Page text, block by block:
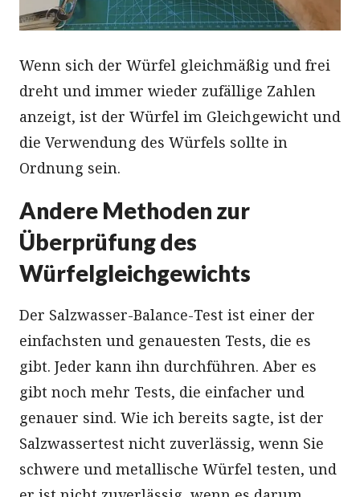
Wenn sich der Würfel gleichmäßig und frei
dreht und immer wieder zufällige Zahlen
anzeigt, ist der Würfel im Gleichgewicht und
die Verwendung des Würfels sollte in
Ordnung sein.
Andere Methoden zur
Überprüfung des
Würfelgleichgewichts
Der Salzwasser-Balance-Test ist einer der
einfachsten und genauesten Tests, die es
gibt. Jeder kann ihn durchführen. Aber es
gibt noch mehr Tests, die einfacher und
genauer sind. Wie ich bereits sagte, ist der
Salzwassertest nicht zuverlässig, wenn Sie
schwere und metallische Würfel testen, und